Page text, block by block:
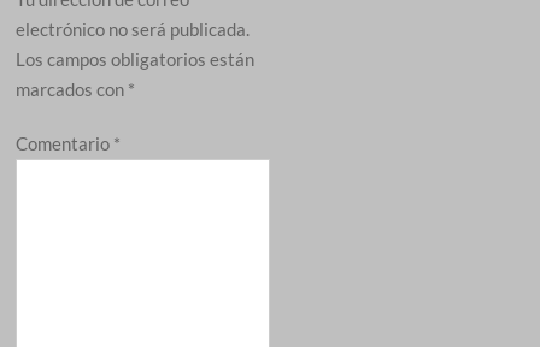
electrónico no será publicada.
Los campos obligatorios están
marcados con *
Comentario *